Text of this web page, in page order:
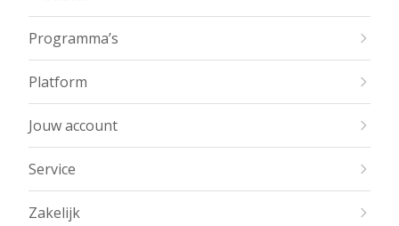
Programma’s
Platform
Jouw account
Service
Zakelijk